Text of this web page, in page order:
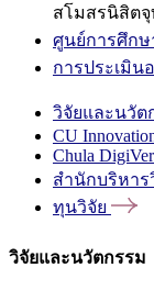
สโมสรนิสิตจุ
ศูนย์การศึกษ
การประเมิน
วิจัยและนวัต
CU
Chula
สำนักบริหาร
ทุนวิจัย
วิจัยและนวัตกรรม